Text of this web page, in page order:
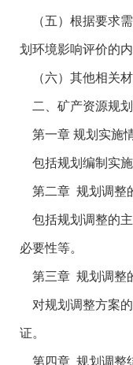
（五）根据要求
划环境影响评价的内
（六）其他相关材
二、矿产资源规
第一章 规划实施
包括规划编制实施
第二章 规划调整
包括规划调整的
必要性等。
第三章 规划调整
对规划调整方案
证。
第四章 规划调整